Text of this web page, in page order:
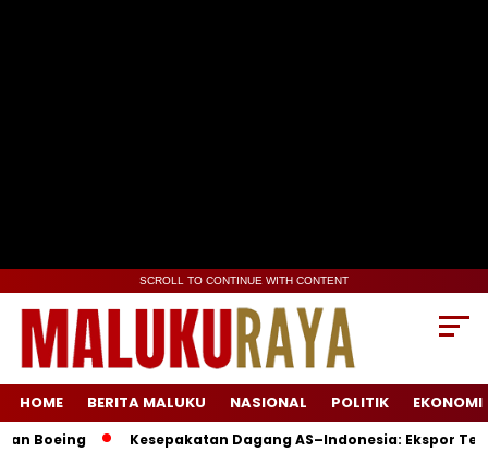
SCROLL TO CONTINUE WITH CONTENT
HOME BERITA MALUKU NASIONAL POLITIK EKONOMI
Kesepakatan Dagang AS–Indonesia: Ekspor Tembaga